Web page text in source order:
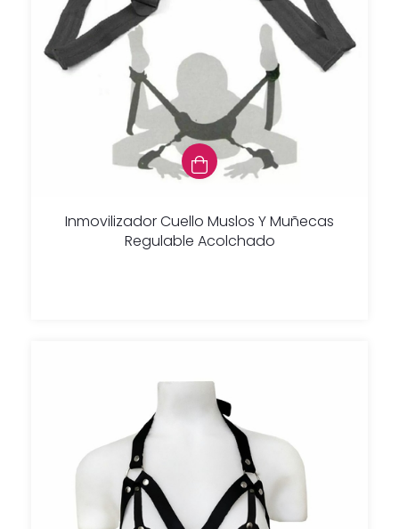
Inmovilizador Cuello Muslos Y Muñecas
Regulable Acolchado